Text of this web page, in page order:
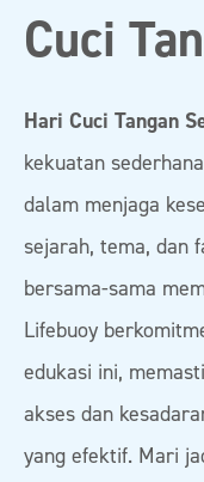
Cuci
Hari Cuci Tangan
kekuatan
dalam menjaga
sejarah, tema, dan
bersama-sama
Lifebuoy
edukasi ini,
akses dan
yang efektif. Mari